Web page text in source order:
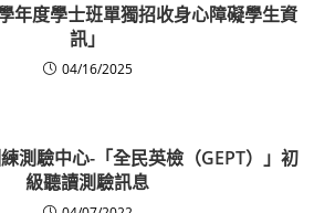
年度學士班單獨招收身心障礙學生資
訊」
04/16/2025
測驗中心-「全民英檢（GEPT）」初
級聽讀測驗訊息